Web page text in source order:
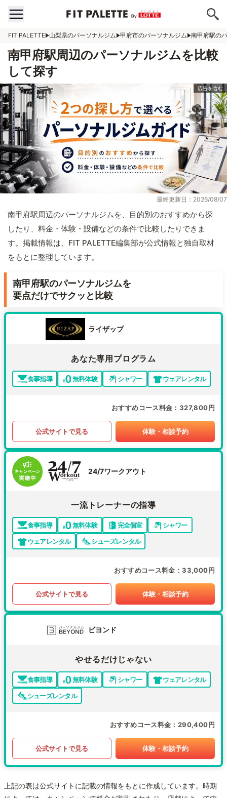
FIT PALETTE 山梨県のパーソナルジム 甲府市のパーソナルジム 南甲府駅の
南甲府駅周辺のパーソナルジムを比較
して探す
最終更新日：2026/08/07
南甲府駅周辺のパーソナルジムを、目的別のおすすめから探
したり、料金・体験・設備などの条件で比較したりできま
す。掲載情報は、FIT PALETTE編集部が公式情報と独自取材
をもとに整理しています。
南甲府駅のパーソナルジムを
要点だけでサクッと比較
ライザップ
あなた専用プログラム
食事指導 無料体験 シャワー ウェアレンタル
おすすめコース料金 327,800円
公式サイトで見る 体験・相談予約
24/7ワークアウト
一流トレーナーの指導
食事指導 無料体験 完全個室
シャワー
ウェアレンタル
シューズレンタル
おすすめコース料金 33,000円
公式サイトで見る 体験・相談予約
ビヨンド
やせるだけじゃない
食事指導 無料体験 シャワー
ウェアレンタル
シューズレンタル
おすすめコース料金 290,400円
公式サイトで見る 体験・相談予約
上記の表は公式サイトに記載の情報をもとに作成しています。時期